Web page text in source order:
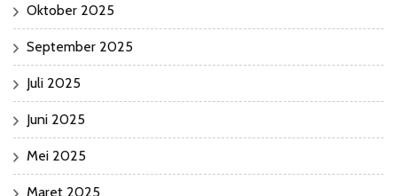
Oktober 2025
September 2025
Juli 2025
Juni 2025
Mei 2025
Maret 2025